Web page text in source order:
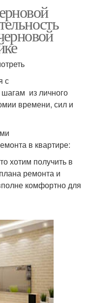
с
из личного
времени, сил и
в квартире:
хотим получить в
ремонта и
комфортно для